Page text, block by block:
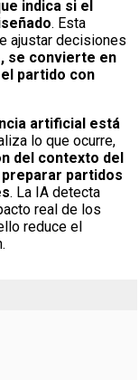
indica si el
. Esta
ajustar decisiones
se convierte en
partido con
artificial está
lo que ocurre,
del contexto del
partidos
. La IA detecta
real de los
reduce el